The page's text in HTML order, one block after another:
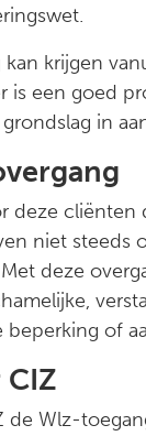
krijgen
is een goed
in
deze
niet
deze
of
Wlz-